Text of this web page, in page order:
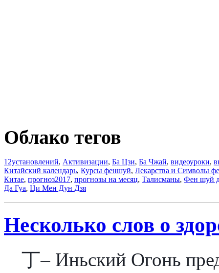
Облако тегов
12установлений, Активизации, Ба Цзи, Ба Чжай, видеоуроки,
Китайский календарь, Курсы феншуй, Лекарства и Символы
Китае, прогноз2017, прогнозы на месяц, Талисманы, Фен шуй
Да Гуа, Ци Мен Дун Дзя
Несколько слов о
丁– Иньский Огонь